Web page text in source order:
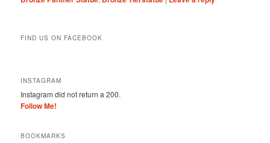
FIND US ON FACEBOOK
INSTAGRAM
Instagram did not return a 200.
Follow Me!
BOOKMARKS